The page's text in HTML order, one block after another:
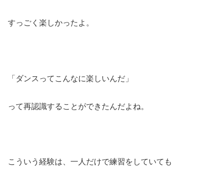
すっごく楽しかったよ。
「ダンスってこんなに楽しいんだ」
って再認識することができたんだよね。
こういう経験は、一人だけで練習をしていても